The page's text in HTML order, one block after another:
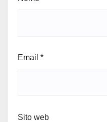
Email *
Sito web